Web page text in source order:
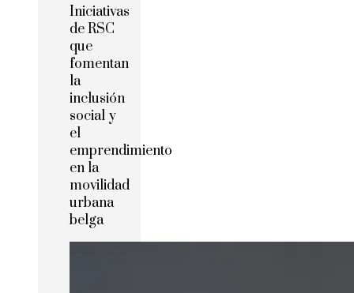
Iniciativas
de RSC
que
fomentan
la
inclusión
social y
el
emprendimiento
en la
movilidad
urbana
belga